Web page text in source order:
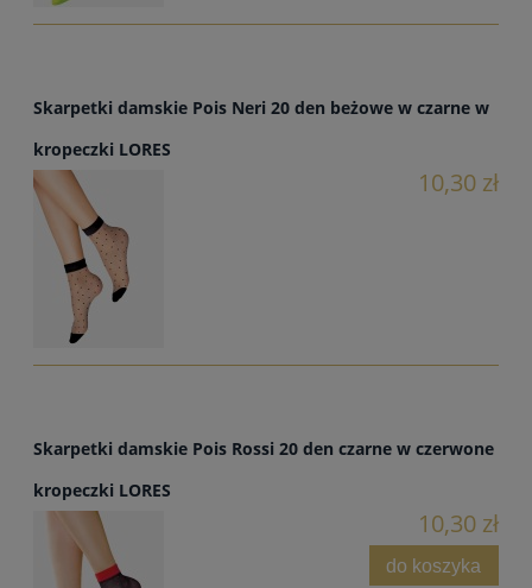
Skarpetki damskie Pois Neri 20 den beżowe w czarne w
kropeczki LORES
10,30 zł
Skarpetki damskie Pois Rossi 20 den czarne w czerwone
kropeczki LORES
10,30 zł
do koszyka